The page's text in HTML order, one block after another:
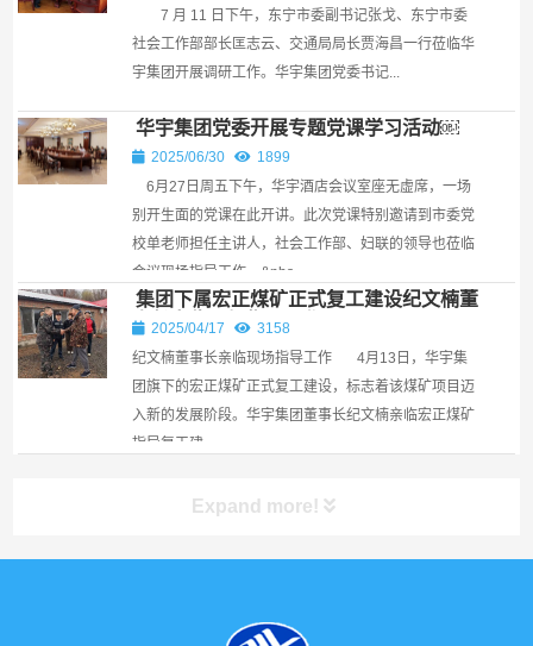
7 月 11 日下午，东宁市委副书记张戈、东宁市委
社会工作部部长匡志云、交通局局长贾海昌一行莅临华
宇集团开展调研工作。华宇集团党委书记...
华宇集团党委开展专题党课学习活动￼
2025/06/30
1899
6月27日周五下午，华宇酒店会议室座无虚席，一场
别开生面的党课在此开讲。此次党课特别邀请到市委党
校单老师担任主讲人，社会工作部、妇联的领导也莅临
会议现场指导工作。​ &nbs...
集团下属宏正煤矿正式复工建设纪文楠董
事长亲临现场指导工作￼
2025/04/17
3158
纪文楠董事长亲临现场指导工作 4月13日，华宇集
团旗下的宏正煤矿正式复工建设，标志着该煤矿项目迈
入新的发展阶段。华宇集团董事长纪文楠亲临宏正煤矿
指导复工建...
Expand more!